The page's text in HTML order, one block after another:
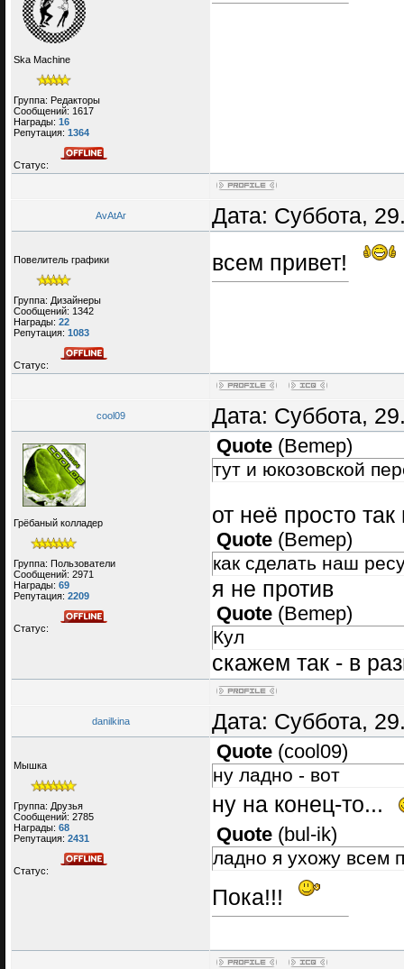
Ska Machine
Группа: Редакторы
Сообщений: 1617
Награды: 16
Репутация: 1364
Статус:
AvAtAr Дата: Суббота,
Повелитель графики
Группа: Дизайнеры
Сообщений: 1342
Награды: 22
Репутация: 1083
Статус:
всем привет!
cool09 Дата: Суббота,
Грёбаный колладер
Группа: Пользователи
Сообщений: 2971
Награды: 69
Репутация: 2209
Статус:
Quote (Bemep)
тут и юкозовской
от неё просто
Quote (Bemep)
как сделать наш
я не против
Quote (Bemep)
Кул
скажем так - в
danilkina Дата: Суббота,
Мышка
Группа: Друзья
Сообщений: 2785
Награды: 68
Репутация: 2431
Статус:
Quote (cool09)
ну ладно - вот
ну на конец-то...
Quote (bul-ik)
ладно я ухожу всем
Пока!!!